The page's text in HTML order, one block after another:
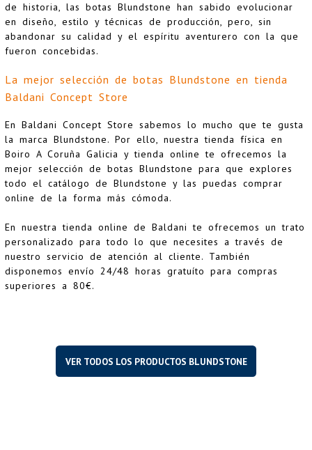
de historia, las botas Blundstone han sabido evolucionar
en diseño, estilo y técnicas de producción, pero, sin
abandonar su calidad y el espíritu aventurero con la que
fueron concebidas.
La mejor selección de botas Blundstone en tienda
Baldani Concept Store
En Baldani Concept Store sabemos lo mucho que te gusta
la marca Blundstone. Por ello, nuestra tienda física en
Boiro A Coruña Galicia y tienda online te ofrecemos la
mejor selección de botas Blundstone para que explores
todo el catálogo de Blundstone y las puedas comprar
online de la forma más cómoda.
En nuestra tienda online de Baldani te ofrecemos un trato
personalizado para todo lo que necesites a través de
nuestro servicio de atención al cliente. También
disponemos envío 24/48 horas gratuíto para compras
superiores a 80€.
VER TODOS LOS PRODUCTOS BLUNDSTONE